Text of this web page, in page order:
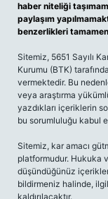
haber niteliği
paylaşım
benzerlikleri
Sitemiz, 5651 Sayılı
Kurumu (BTK)
vermektedir. Bu
veya araştırma
yazdıkları içeriklerin
bu sorumluluğu kabul
Sitemiz, kar amacı
platformudur. Hukuka
düşündüğünüz
bildirmeniz halinde,
kaldırılacaktır.